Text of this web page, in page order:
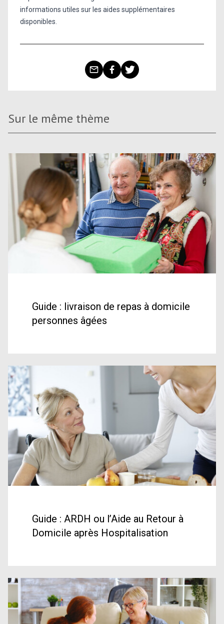
informations utiles sur les aides supplémentaires
disponibles.
Sur le même thème
Guide : livraison de repas à domicile
personnes âgées
Guide : ARDH ou l’Aide au Retour à
Domicile après Hospitalisation